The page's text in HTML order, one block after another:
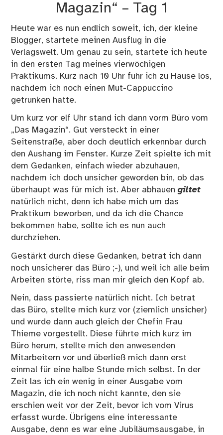
Magazin“ – Tag 1
Heute war es nun endlich soweit, ich, der kleine
Blogger, startete meinen Ausflug in die
Verlagswelt. Um genau zu sein, startete ich heute
in den ersten Tag meines vierwöchigen
Praktikums. Kurz nach 10 Uhr fuhr ich zu Hause los,
nachdem ich noch einen Mut-Cappuccino
getrunken hatte.
Um kurz vor elf Uhr stand ich dann vorm Büro vom
„Das Magazin“. Gut versteckt in einer
Seitenstraße, aber doch deutlich erkennbar durch
den Aushang im Fenster. Kurze Zeit spielte ich mit
dem Gedanken, einfach wieder abzuhauen,
nachdem ich doch unsicher geworden bin, ob das
überhaupt was für mich ist. Aber abhauengiltet
natürlich nicht, denn ich habe mich um das
Praktikum beworben, und da ich die Chance
bekommen habe, sollte ich es nun auch
durchziehen.
Gestärkt durch diese Gedanken, betrat ich dann
noch unsicherer das Büro ;-), und weil ich alle beim
Arbeiten störte, riss man mir gleich den Kopf ab.
Nein, dass passierte natürlich nicht. Ich betrat
das Büro, stellte mich kurz vor (ziemlich unsicher)
und wurde dann auch gleich der Chefin Frau
Thieme vorgestellt. Diese führte mich kurz im
Büro herum, stellte mich den anwesenden
Mitarbeitern vor und überließ mich dann erst
einmal für eine halbe Stunde mich selbst. In der
Zeit las ich ein wenig in einer Ausgabe vom
Magazin, die ich noch nicht kannte, den sie
erschien weit vor der Zeit, bevor ich vom Virus
erfasst wurde. Übrigens eine interessante
Ausgabe, denn es war eine Jubiläumsausgabe, in